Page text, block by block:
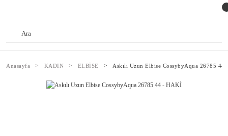
Anasayfa KADIN ELBİSE Askılı Uzun Elbise CossybyAqua 26785